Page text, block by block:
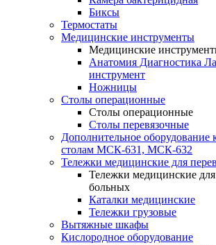
Биксы
Термостаты
Медицинские инструменты
Медицинские
Анатомия Диагностика
инструмент
Ножницы
Столы операционные
Столы операционные
Столы перевязочные
Дополнительное
столам МСК-631, МСК-632
Тележки медицинские для
Тележки медицинские для
больных
Каталки медицинские
Тележки грузовые
Вытяжные шкафы
Кислородное оборудование